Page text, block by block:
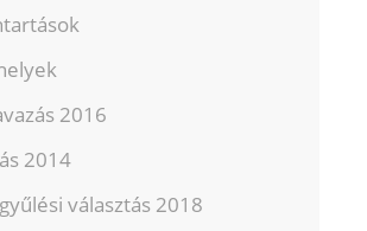
2016
2014
választás 2018